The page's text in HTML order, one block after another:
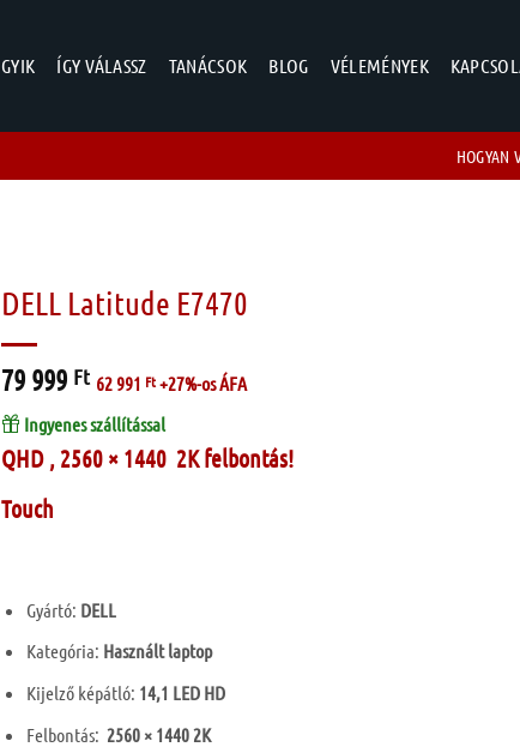
GYIK ÍGY VÁLASSZ TANÁCSOK BLOG VÉLEMÉNYEK
HOGYAN
DELL Latitude E7470
79 999 Ft 62 991 Ft+27%-os ÁFA
Ingyenes szállítással
QHD , 2560 × 1440 2K felbontás!
Touch
Gyártó: DELL
Kategória: Használt laptop
Kijelző képátló: 14,1 LED HD
Felbontás: 2560 × 1440 2K